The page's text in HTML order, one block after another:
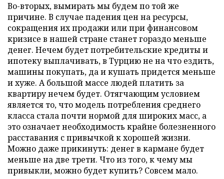
Во-вторых, вымирать мы будем по той же
причине. В случае падения цен на ресурсы,
сокращения их продажи или при финансовом
кризисе в нашей стране станет гораздо меньше
денег. Нечем будет потребительские кредиты и
ипотеку выплачивать, в Турцию не на что ездить,
машины покупать, да и кушать придется меньше
и хуже. А большой массе людей платить за
квартиру нечем будет. Отягчающим условием
является то, что модель потребления среднего
класса стала почти нормой для широких масс, а
это означает необходимость крайне болезненного
расставания с привычкой к хорошей жизни.
Можно даже прикинуть: денег в кармане будет
меньше на две трети. Что из того, к чему мы
привыкли, можно будет купить? Совсем мало.